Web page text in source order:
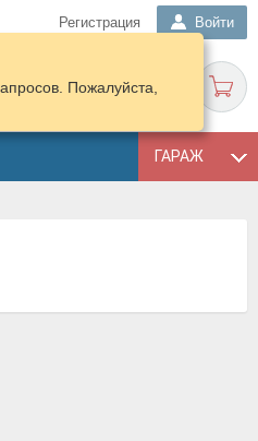
Регистрация Войти
ГАРАЖ
Пожалуйста,